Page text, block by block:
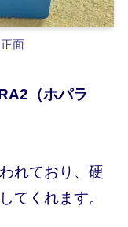
面
（ホパラ
れており、硬
てくれます。